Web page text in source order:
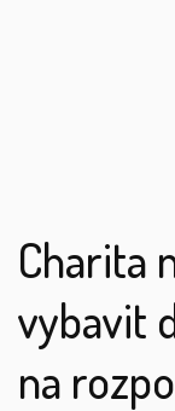
Charita
vybavit
na